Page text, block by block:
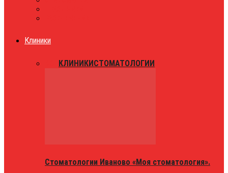
Клиники
КЛИНИКИСТОМАТОЛОГИИ
Стоматологии Иваново «Моя стоматология».